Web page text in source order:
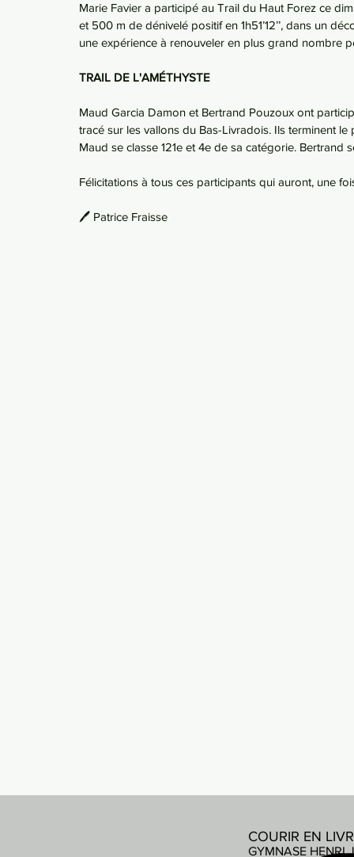
Marie Favier a participé au Trail du Haut Forez ce
et 500 m de dénivelé positif en 1h51’12’’, dans un
une expérience à renouveler en plus grand nombre
TRAIL DE L'AMÉTHYSTE
Maud Garcia Damon et Bertrand Pouzoux ont
tracé sur les vallons du Bas-Livradois. Ils terminent
Maud se classe 121e et 4e de sa catégorie.
Félicitations à tous ces participants qui auront, une
🖊️ Patrice Fraisse
COURIR EN
GYMNASE HENRI